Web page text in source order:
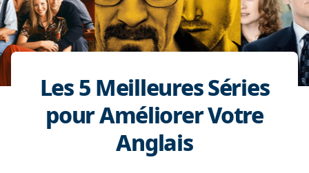
Les 5 Meilleures Séries
pour Améliorer Votre
Anglais